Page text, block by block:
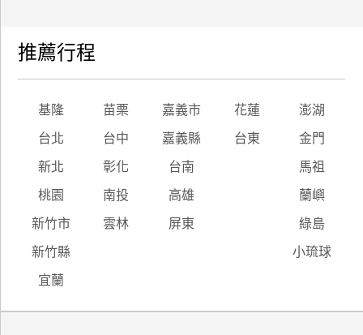
推薦行程
基隆 苗栗 嘉義市 花蓮 澎湖
台北 台中 嘉義縣 台東 金門
新北 彰化 台南 馬祖
桃園 南投 高雄 蘭嶼
新竹市 雲林 屏東 綠島
新竹縣 小琉球
宜蘭